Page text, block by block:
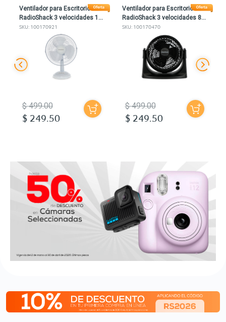
Ventilador para Escritorio
RadioShack 3 velocidades 8
pulg. Negro
SKU: 100170470
$ 499.00
$ 249.50
Router Repetidor Inalámbrico
RadioShack 300 MBPS 20
DBM Blanco
SKU: 100012535
$ 499.00
$ 249.50